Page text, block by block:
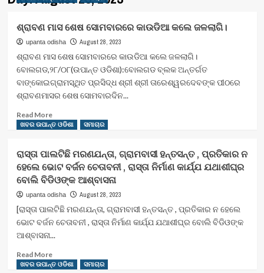
ଶ୍ରାବଣ ମାସ ଶେଷ ସୋମବାରରେ କାଉଡିଆ କଲେ ଜଳଲାଗି।
upanta odisha August 28, 2023
ଶ୍ରାବଣ ମାସ ଶେଷ ସୋମବାରରେ କାଉଡିଆ କଲେ ଜଳଲାଗି।
ବୋଲଗଡ,୨୮/୦୮(ଉପାନ୍ତ ଓଡିଶା):ବୋଲଗଡ ବ୍ଲକ ଅନ୍ତର୍ଗତ
ବାଙ୍କୋଇଗ୍ରାମସ୍ଥିତ ପ୍ରସିଦ୍ଧ ଶ୍ରୀ ଶ୍ରୀ ତାରେଶ୍ୱରଦେବଙ୍କ ପୀଠରେ
ଶ୍ରାବଣମାସର ଶେଷ ସୋମବାରଦିନ...
Read MoreRead
more
ମାସ
ଶେଷ
ସୋମବାରରେ
କାଉଡିଆ
ଜଳଲାଗି।
ଖବର ଉପାନ୍ତ ଓଡିଶା ସମାଚାର
ରାସ୍ତା ପାଲଟିଛି ମରଣଯନ୍ତା, ଗ୍ରାମବାସୀ ହନ୍ତସନ୍ତ , ପ୍ରତିକାର ନ
ହେଲେ ଭୋଟ ବର୍ଜନ ଚେତାବନୀ , ରାସ୍ତା ନିର୍ମାଣ କାର୍ଯ୍ଯ ଯଥାଶୀଘ୍ର
ବୋଲି ବିଡିଓଙ୍କ ଆଶ୍ବାସନା
upanta odisha August 28, 2023
[ରାସ୍ତା ପାଲଟିଛି ମରଣଯନ୍ତା, ଗ୍ରାମବାସୀ ହନ୍ତସନ୍ତ , ପ୍ରତିକାର ନ ହେଲେ
ଭୋଟ ବର୍ଜନ ଚେତାବନୀ , ରାସ୍ତା ନିର୍ମାଣ କାର୍ଯ୍ଯ ଯଥାଶୀଘ୍ର ବୋଲି ବିଡିଓଙ୍କ
ଆଶ୍ବାସନା...
Read MoreRead
more
ଖବର ଉପାନ୍ତ ଓଡିଶା ସମାଚାର